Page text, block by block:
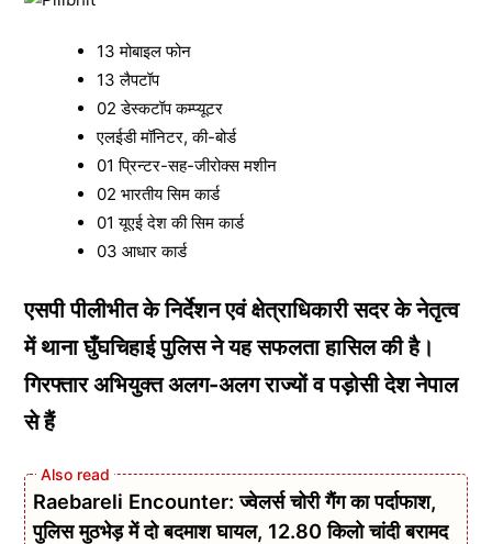
13 मोबाइल फोन
13 लैपटॉप
02 डेस्कटॉप कम्प्यूटर
एलईडी मॉनिटर, की-बोर्ड
01 प्रिन्टर-सह-जीरोक्स मशीन
02 भारतीय सिम कार्ड
01 यूएई देश की सिम कार्ड
03 आधार कार्ड
एसपी पीलीभीत के निर्देशन एवं क्षेत्राधिकारी सदर के नेतृत्व
में थाना घुँघचिहाई पुलिस ने यह सफलता हासिल की है।
गिरफ्तार अभियुक्त अलग-अलग राज्यों व पड़ोसी देश नेपाल
से हैं
Raebareli Encounter: ज्वेलर्स चोरी गैंग का पर्दाफाश,
पुलिस मुठभेड़ में दो बदमाश घायल, 12.80 किलो चांदी बरामद